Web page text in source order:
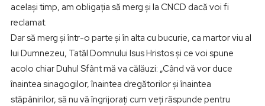
același timp, am obligația să merg și la CNCD dacă voi fi
reclamat.
Dar să merg și într-o parte și în alta cu bucurie, ca martor viu al
lui Dumnezeu, Tatăl Domnului Isus Hristos și ce voi spune
acolo chiar Duhul Sfânt mă va călăuzi: „Când vă vor duce
înaintea sinagogilor, înaintea dregătorilor şi înaintea
stăpânirilor, să nu vă îngrijoraţi cum veţi răspunde pentru